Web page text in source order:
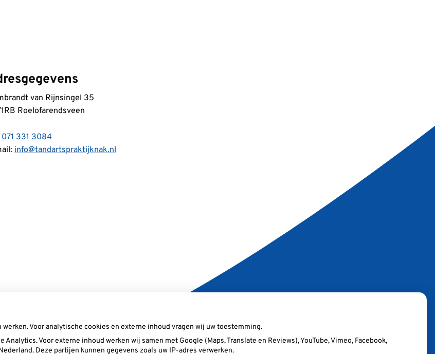
van Rijnsingel 35
Roelofarendsveen
071 331 3084
info@tandartspraktijknak.nl
Voor analytische cookies en externe inhoud vragen wij uw toestemming.
Voor externe inhoud werken wij samen met Google (Maps, Translate en Reviews), YouTube, Vimeo, Facebook,
Deze partijen kunnen gegevens zoals uw IP-adres verwerken.